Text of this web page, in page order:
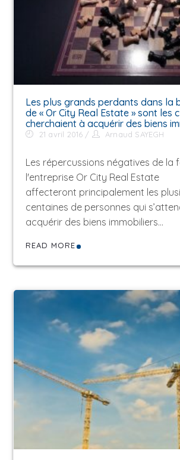
Les plus grands perdants dans la
de « Or City Real Estate » sont les
cherchaient à acquérir des biens
21 avril 2016 Arnaud SAYEGH
Les répercussions négatives de la
l'entreprise Or City Real Estate
affecteront principalement les
centaines de personnes qui
acquérir des biens immobiliers…
READ MORE